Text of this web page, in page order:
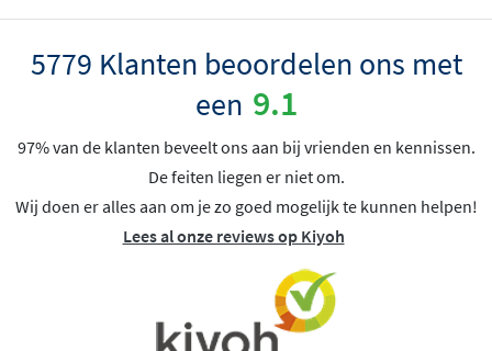
5779 Klanten beoordelen ons met
een 9.1
97% van de klanten beveelt ons aan bij vrienden en kennissen.
De feiten liegen er niet om.
Wij doen er alles aan om je zo goed mogelijk te kunnen helpen!
Lees al onze reviews op Kiyoh